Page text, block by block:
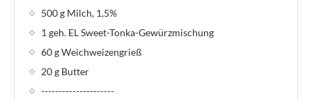
500 g Milch, 1,5%
1 geh. EL Sweet-Tonka-Gewürzmischung
60 g Weichweizengrieß
20 g Butter
---------------------